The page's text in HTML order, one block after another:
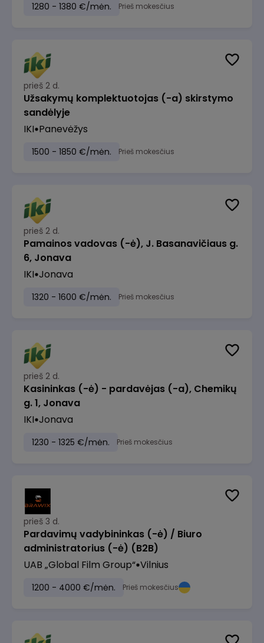
1280 - 1380 €/mėn. Prieš mokesčius
prieš 2 d.
Užsakymų komplektuotojas (-a) skirstymo
sandėlyje
IKI Panevėžys
1500 - 1850 €/mėn. Prieš mokesčius
prieš 2 d.
Pamainos vadovas (-ė), J. Basanavičiaus g.
6, Jonava
IKI Jonava
1320 - 1600 €/mėn. Prieš mokesčius
prieš 2 d.
Kasininkas (-ė) - pardavėjas (-a), Chemikų
g. 1, Jonava
IKI Jonava
1230 - 1325 €/mėn. Prieš mokesčius
prieš 3 d.
Pardavimų vadybininkas (-ė) / Biuro
administratorius (-ė) (B2B)
UAB „Global Film Group“ Vilnius
1200 - 4000 €/mėn. Prieš mokesčius